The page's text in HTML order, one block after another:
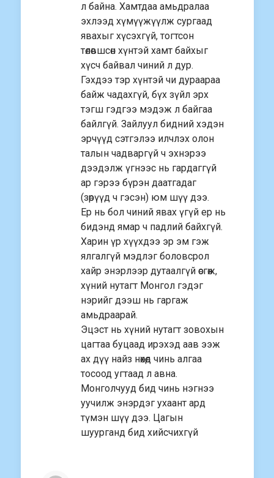
л байна. Хамтдаа амьдралаа
эхлээд хүмүүжүүлж сургаад
явахыг хүсэхгүй, тогтсон
төлөвшсөн хүнтэй хамт байхыг
хүсч байвал чиний л дур.
Гэхдээ тэр хүнтэй чи дураараа
байж чадахгүй, бүх зүйл эрх
тэгш гэдгээ мэдэж л байгаа
байлгүй. Зайлуул бидний хэдэн
эрчүүд сэтгэлээ илчлэх олон
талын чадваргүй ч эхнэрээ
дээдэлж үгнээс нь гардаггүй
ар гэрээ бүрэн даатгадаг
(зөрүүд ч гэсэн) юм шүү дээ.
Ер нь бол чиний явах үгүй ер нь
бидэнд ямар ч падлий байхгүй.
Харин үр хүүхдээ эр эм гэж
ялгалгүй мэдлэг боловсрол
хайр энэрлээр дутаалгүй өсгөж,
хүний нутагт Монгол гэдэг
нэрийг дээш нь гаргаж
амьдраарай.
Эцэст нь хүний нутагт зовохын
цагтаа буцаад ирэхэд аав ээж
ах дүү найз нөхөд чинь алгаа
тосоод угтаад л авна.
Монголчууд бид чинь нэгнээ
уучилж энэрдэг ухаант ард
түмэн шүү дээ. Цагын
шуурганд бид хийсчихгүй